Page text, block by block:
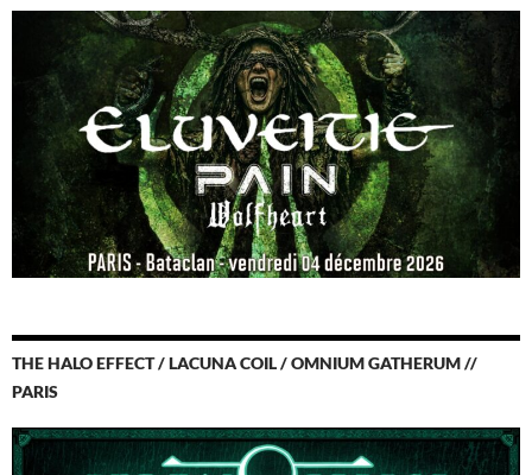
THE HALO EFFECT / LACUNA COIL / OMNIUM GATHERUM //
PARIS